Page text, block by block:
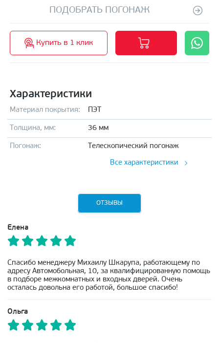
ПОДОБРАТЬ ПОГОНАЖ
Купить в 1 клик
Характеристики
Материал покрытия: ПЭТ
Толщина, мм: 36 мм
Погонаж: Телескопический погонаж
Все характеристики
ОТЗЫВЫ
Елена
Спасибо менеджеру Михаилу Шкарупа, работающему по
адресу Автомобольная, 10, за квалифицированную помощь
в подборе межкомнатных и входных дверей. Очень
осталась довольна его работой, большое спасибо!
Ольга